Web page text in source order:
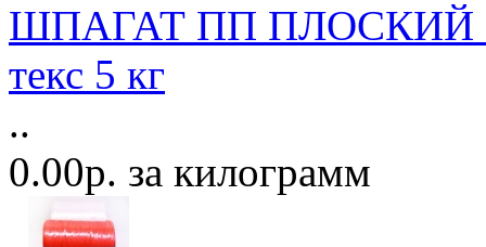
ШПАГАТ ПП ПЛОСКИЙ
текс 5 кг
..
0.00р. за килограмм